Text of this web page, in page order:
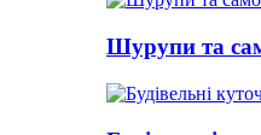
Шурупи та